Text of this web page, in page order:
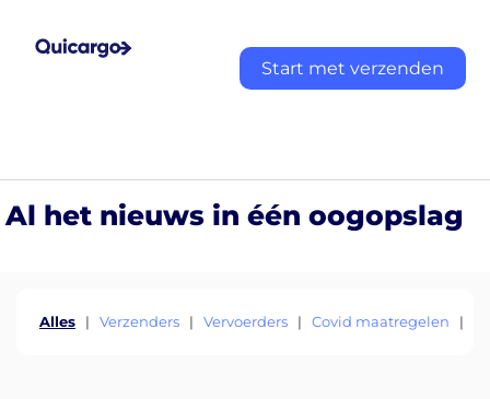
Start met verzenden
Al het nieuws in één oogopslag
Alles | Verzenders | Vervoerders | Covid maatregelen |